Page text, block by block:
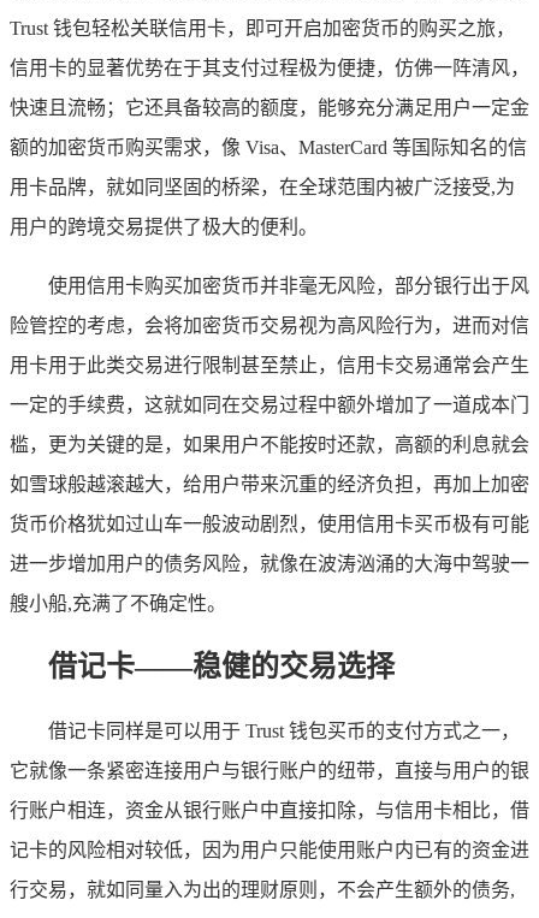
Trust 钱包轻松关联信用卡，即可开启加密货币的购买之旅，
信用卡的显著优势在于其支付过程极为便捷，仿佛一阵清风，
快速且流畅；它还具备较高的额度，能够充分满足用户一定金
额的加密货币购买需求，像 Visa、MasterCard 等国际知名的信
用卡品牌，就如同坚固的桥梁，在全球范围内被广泛接受,为
用户的跨境交易提供了极大的便利。
使用信用卡购买加密货币并非毫无风险，部分银行出于风
险管控的考虑，会将加密货币交易视为高风险行为，进而对信
用卡用于此类交易进行限制甚至禁止，信用卡交易通常会产生
一定的手续费，这就如同在交易过程中额外增加了一道成本门
槛，更为关键的是，如果用户不能按时还款，高额的利息就会
如雪球般越滚越大，给用户带来沉重的经济负担，再加上加密
货币价格犹如过山车一般波动剧烈，使用信用卡买币极有可能
进一步增加用户的债务风险，就像在波涛汹涌的大海中驾驶一
艘小船,充满了不确定性。
借记卡——稳健的交易选择
借记卡同样是可以用于 Trust 钱包买币的支付方式之一，
它就像一条紧密连接用户与银行账户的纽带，直接与用户的银
行账户相连，资金从银行账户中直接扣除，与信用卡相比，借
记卡的风险相对较低，因为用户只能使用账户内已有的资金进
行交易，就如同量入为出的理财原则，不会产生额外的债务,